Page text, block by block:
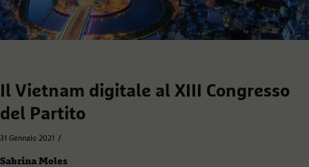
Il Vietnam digitale al XIII Congresso
del Partito
31 Gennaio 2021 /
Sabrina Moles